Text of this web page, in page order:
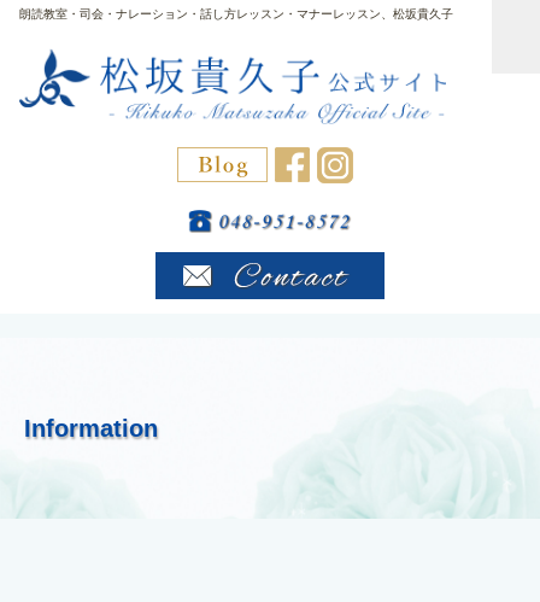
朗読教室・司会・ナレーション・話し方レッスン・マナーレッスン、松坂貴久子
Information